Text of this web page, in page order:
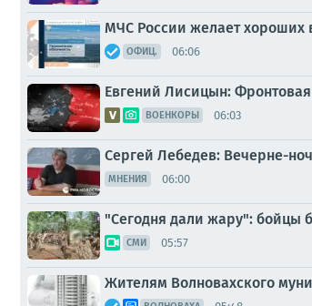
МЧС России желает хороших
ОФИЦ. 06:06
Евгений Лисицын: Фронтовая
ВОЕНКОРЫ 06:03
Сергей Лебедев: Вечерне-
МНЕНИЯ 06:00
"Сегодня дали жару": бойцы
СМИ 05:57
Жителям Волновахского